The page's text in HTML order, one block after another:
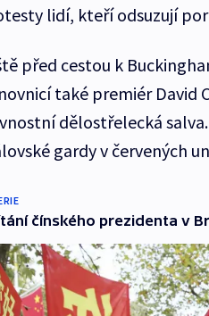
lidí, kteří odsuzují
před cestou k
také premiér David
dělostřelecká
gardy v červených
čínského prezidenta v